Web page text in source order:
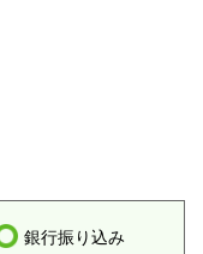
銀行振り込み